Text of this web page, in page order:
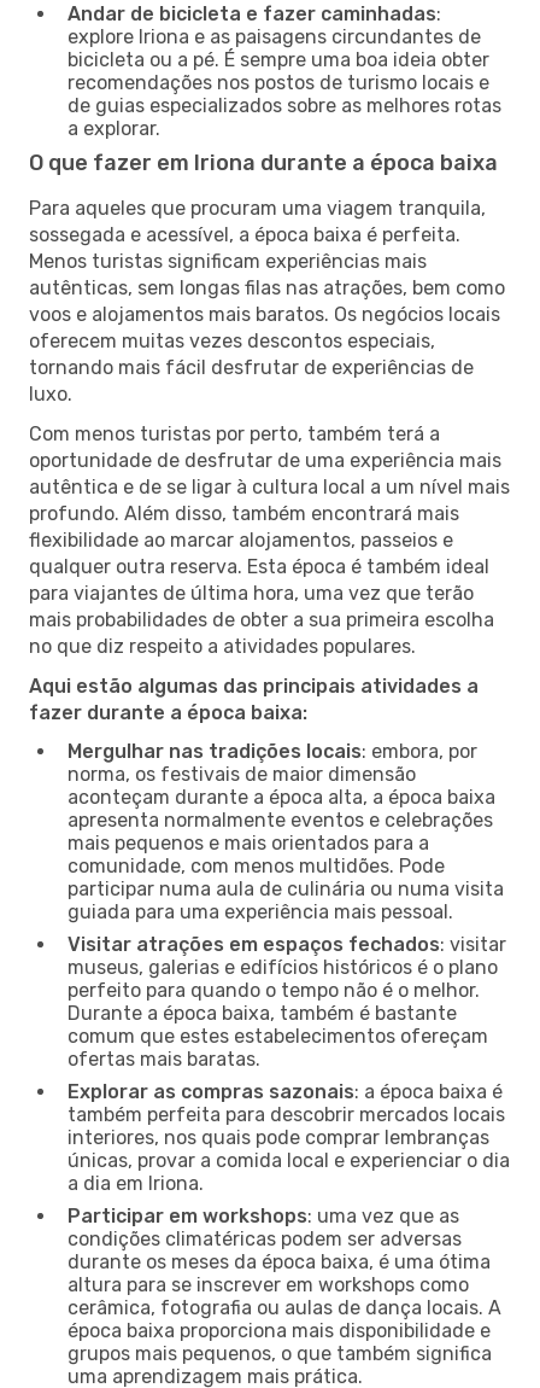
Andar de bicicleta e fazer caminhadas:
explore Iriona e as paisagens circundantes de
bicicleta ou a pé. É sempre uma boa ideia obter
recomendações nos postos de turismo locais e
de guias especializados sobre as melhores rotas
a explorar.
O que fazer em Iriona durante a época baixa
Para aqueles que procuram uma viagem tranquila,
sossegada e acessível, a época baixa é perfeita.
Menos turistas significam experiências mais
autênticas, sem longas filas nas atrações, bem como
voos e alojamentos mais baratos. Os negócios locais
oferecem muitas vezes descontos especiais,
tornando mais fácil desfrutar de experiências de
luxo.
Com menos turistas por perto, também terá a
oportunidade de desfrutar de uma experiência mais
autêntica e de se ligar à cultura local a um nível mais
profundo. Além disso, também encontrará mais
flexibilidade ao marcar alojamentos, passeios e
qualquer outra reserva. Esta época é também ideal
para viajantes de última hora, uma vez que terão
mais probabilidades de obter a sua primeira escolha
no que diz respeito a atividades populares.
Aqui estão algumas das principais atividades a
fazer durante a época baixa:
Mergulhar nas tradições locais: embora, por
norma, os festivais de maior dimensão
aconteçam durante a época alta, a época baixa
apresenta normalmente eventos e celebrações
mais pequenos e mais orientados para a
comunidade, com menos multidões. Pode
participar numa aula de culinária ou numa visita
guiada para uma experiência mais pessoal.
Visitar atrações em espaços fechados: visitar
museus, galerias e edifícios históricos é o plano
perfeito para quando o tempo não é o melhor.
Durante a época baixa, também é bastante
comum que estes estabelecimentos ofereçam
ofertas mais baratas.
Explorar as compras sazonais: a época baixa é
também perfeita para descobrir mercados locais
interiores, nos quais pode comprar lembranças
únicas, provar a comida local e experienciar o dia
a dia em Iriona.
Participar em workshops: uma vez que as
condições climatéricas podem ser adversas
durante os meses da época baixa, é uma ótima
altura para se inscrever em workshops como
cerâmica, fotografia ou aulas de dança locais. A
época baixa proporciona mais disponibilidade e
grupos mais pequenos, o que também significa
uma aprendizagem mais prática.